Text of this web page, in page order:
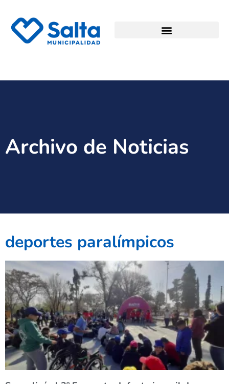
Archivo de Noticias
deportes paralímpicos